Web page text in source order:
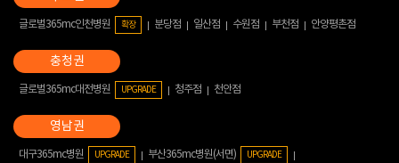
글로벌365mc인천병원 확장 분당점 일산점 수원점 부천점 안양평촌점
글로벌365mc대전병원 UPGRADE 청주점 천안점
대구365mc병원 UPGRADE 부산365mc병원(서면) UPGRADE